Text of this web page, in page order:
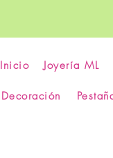
Inicio Joyería ML
Decoración